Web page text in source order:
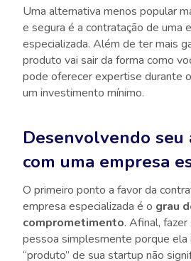
Uma alternativa menos popular
e segura é a contratação de uma
especializada. Além de ter mais
produto vai sair da forma como
pode oferecer expertise durante
um investimento mínimo.
Desenvolvendo seu
com uma empresa
O primeiro ponto a favor da
empresa especializada é o grau
comprometimento. Afinal,
pessoa simplesmente porque ela
“produto” de sua startup não